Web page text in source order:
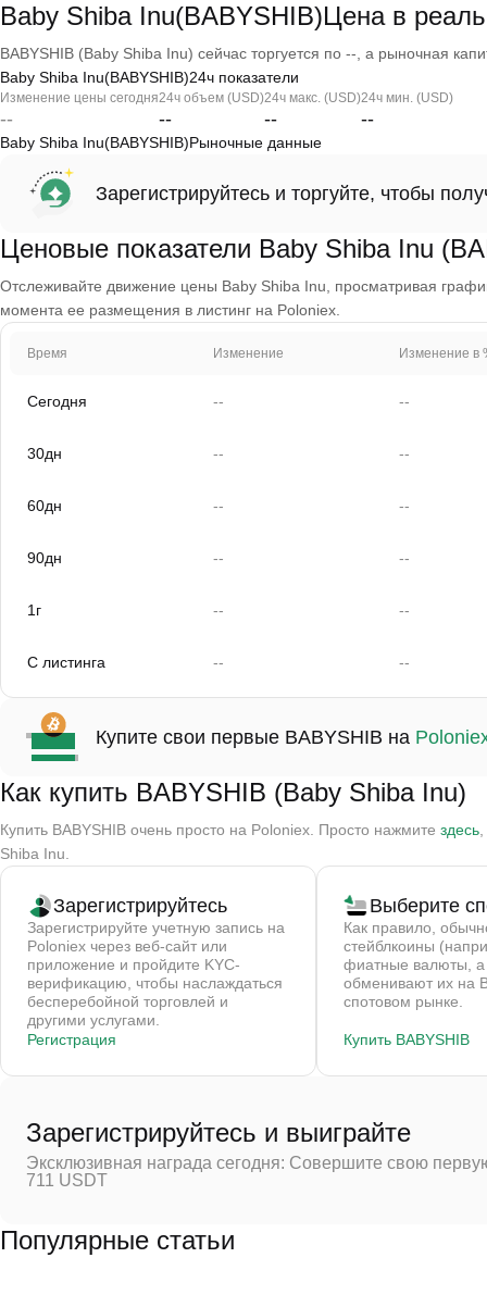
Baby Shiba Inu(BABYSHIB)Цена в
BABYSHIB (Baby Shiba Inu) сейчас торгуется по --, а рыночная
Baby Shiba Inu(BABYSHIB)24ч показатели
Изменение цены сегодня
--
24ч объем (USD)
--
24ч макс. (USD)
--
24ч мин. (USD)
--
Baby Shiba Inu(BABYSHIB)Рыночные данные
Зарегистрируйтесь и торгуйте, чтобы
Ценовые показатели Baby Shiba Inu
Отслеживайте движение цены Baby Shiba Inu, просматривая
момента ее размещения в листинг на Poloniex.
Время Изменение Изменение в
Сегодня -- --
30дн -- --
60дн -- --
90дн -- --
1г -- --
С листинга -- --
Купите свои первые BABYSHIB на
Как купить BABYSHIB (Baby Shiba Inu)
Купить BABYSHIB очень просто на Poloniex. Просто нажмите здесь
Shiba Inu.
Зарегистрируйтесь
Зарегистрируйте учетную запись на
Poloniex через веб-сайт или
приложение и пройдите KYC-
верификацию, чтобы наслаждаться
бесперебойной торговлей и
другими услугами.
Регистрация
Выберите
Как правило,
стейблкоины
фиатные валюты, а
обменивают их на
спотовом рынке.
Купить BABYSHIB
Зарегистрируйтесь и выиграйте
Эксклюзивная награда сегодня: Совершите свою
711 USDT
Популярные статьи